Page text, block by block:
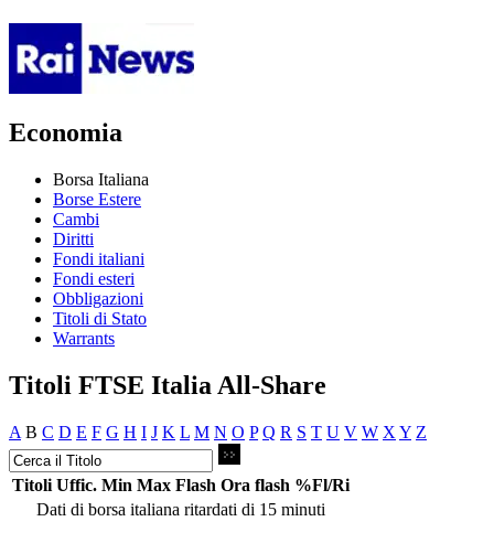
Economia
Borsa Italiana
Borse Estere
Cambi
Diritti
Fondi italiani
Fondi esteri
Obbligazioni
Titoli di Stato
Warrants
Titoli FTSE Italia All-Share
A B C D E F G H I J K L M N O P Q R S T U V W X Y Z
Titoli Uffic. Min Max Flash Ora flash %Fl/Ri
Dati di borsa italiana ritardati di 15 minuti